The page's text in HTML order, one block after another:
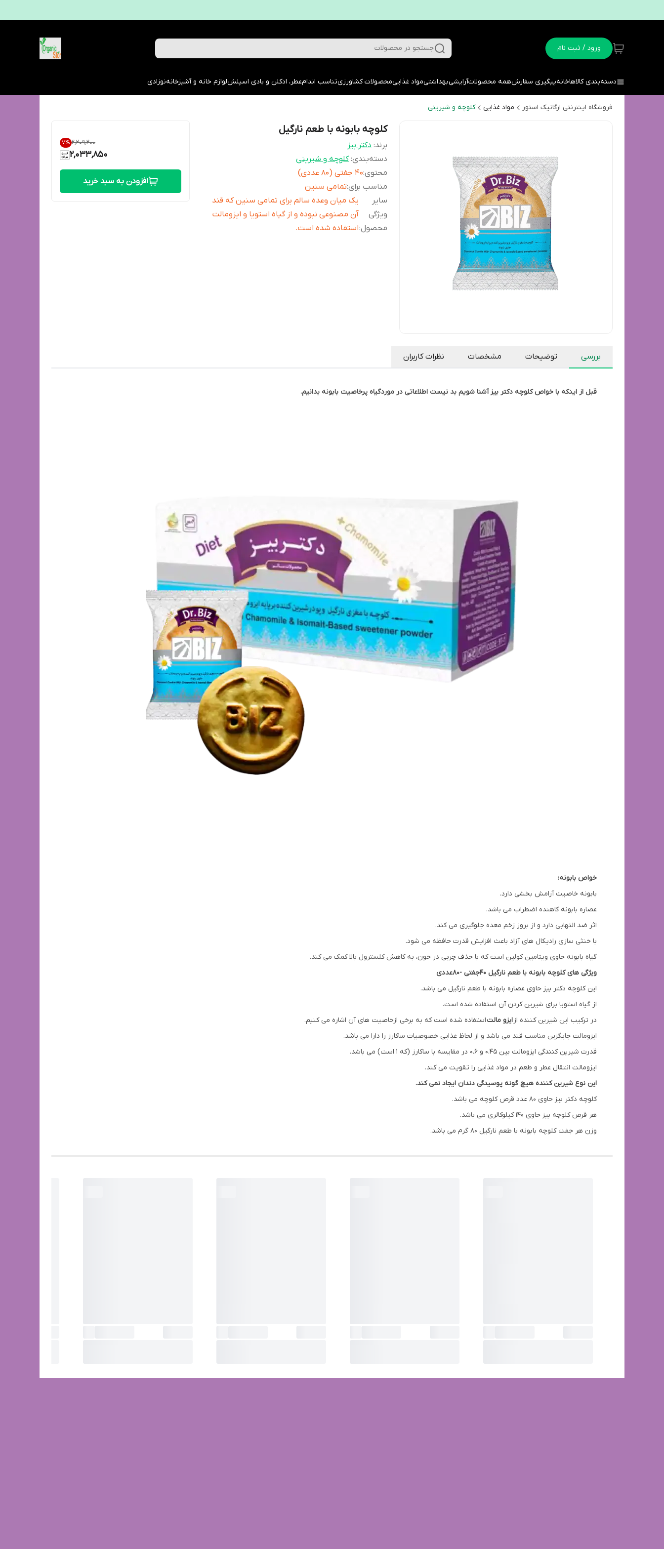
ورود / ثبت نام جستجو در محصولات
دسته‌بندی کالاهاخانهپیگیری سفارشهمه محصولاتآرایشیبهداشتیمواد غذاییمحصولات کشاورزیتناسب اندامعطر، ادکلن و بادی اسپلشلوازم خانه و آشپزخانهنوزادی
فروشگاه اینترنتی ارگانیک استور مواد غذایی کلوچه و شیرینی
کلوچه بابونه با طعم نارگیل
برند: دکتر بیز
دسته‌بندی:کلوچه و شیرینی
محتوی:40 جفتی (80 عددی)
مناسب برای:تمامی سنین
سایر
ویژگی
محصول:
یک میان وعده سالم برای تمامی سنین که قند
آن مصنوعی نبوده و از گیاه استویا و ایزومالت
استفاده شده است.
۲٬۲۰۹٬۲۰۰ 7%
2,033,850
افزودن به سبد خرید
بررسی توضیحات مشخصات نظرات کاربران
قبل از اینکه با خواص کلوچه دکتر بیز آشنا شویم بد نیست اطلاعاتی در موردگیاه پرخاصیت بابونه بدانیم.
خواص بابونه:
بابونه خاصیت آرامش بخشی دارد.
عصاره بابونه کاهنده اضطراب می باشد.
اثر ضد التهابی دارد و از بروز زخم معده جلوگیری می کند.
با خنثی سازی رادیکال های آزاد باعث افزایش قدرت حافظه می شود.
گیاه بابونه حاوی ویتامین کولین است که با حذف چربی در خون، به کاهش کلسترول بالا کمک می کند.
ویژگی های کلوچه بابونه با طعم نارگیل ۴۰جفتی -۸۰عددی
این کلوچه دکتر بیز حاوی عصاره بابونه با طعم نارگیل می باشد.
از گیاه استویا برای شیرین کردن آن استفاده شده است.
در ترکیب این شیرین کننده از ایزو مالتاستفاده شده است که به برخی ازخاصیت های آن اشاره می کنیم.
ایزومالت جایگزین مناسب قند می باشد و از لحاظ غذایی خصوصیات ساکارز را دارا می باشد.
قدرت شیرین کنندگی ایزومالت بین ۰.۴۵ و ۰.۶ در مقایسه با ساکارز (که ۱ است) می باشد.
ايزومالت انتقال عطر و طعم در مواد غذایی را تقویت می کند.
این نوع شیرین کننده هیچ گونه پوسیدگی دندان ایجاد نمی کند.
کلوچه دکتر بیز حاوی ۸۰ عدد قرص کلوچه می باشد.
هر قرص کلوچه بیز حاوی ۱۴۰ کیلوکالری می باشد.
وزن هر جفت کلوچه بابونه با طعم نارگیل ۸۰ گرم می باشد.